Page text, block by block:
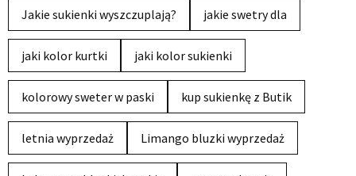
Jakie sukienki wyszczuplają? jakie swetry dla
jaki kolor kurtki jaki kolor sukienki
kolorowy sweter w paski kup sukienkę z Butik
letnia wyprzedaż Limango bluzki wyprzedaż